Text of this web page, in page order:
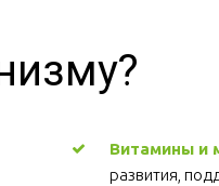
Витамины и
развития,